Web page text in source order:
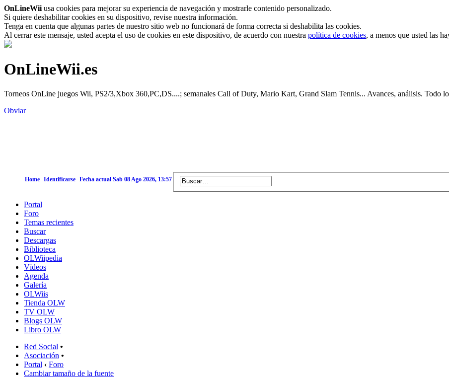
OnLineWii usa cookies para mejorar su experiencia de navegación y mostrarle contenido personalizado.
Si quiere deshabilitar cookies en su dispositivo, revise nuestra información.
Tenga en cuenta que algunas partes de nuestro sitio web no funcionará de forma correcta si deshabilita las cookies.
Al cerrar este mensaje, usted acepta el uso de cookies en este dispositivo, de acuerdo con nuestra política de cookies, a menos que usted las
OnLineWii.es
Torneos OnLine juegos Wii, PS2/3,Xbox 360,PC,DS....; semanales Call of Duty, Mario Kart, Grand Slam Tennis... Avances, análisis. Todo
Obviar
Home Identificarse Fecha actual Sab 08 Ago 2026, 13:57
Portal
Foro
Temas recientes
Buscar
Descargas
Biblioteca
OLWiipedia
Vídeos
Agenda
Galería
OLWiis
Tienda OLW
TV OLW
Blogs OLW
Libro OLW
Red Social •
Asociación •
Portal ‹ Foro
Cambiar tamaño de la fuente